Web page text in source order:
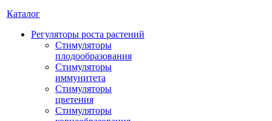
Каталог
Регуляторы роста растений
Стимуляторы
плодообразования
Стимуляторы
иммунитета
Стимуляторы
цветения
Стимуляторы